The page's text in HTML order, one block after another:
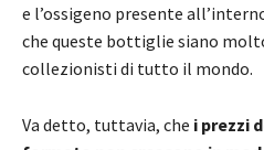
e l’ossigeno presente
che queste bottiglie siano
collezionisti di tutto il mondo.
Va detto, tuttavia, che i prezzi